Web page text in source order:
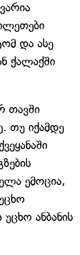
და ასე
ქალაქში
თავში
თუ იქამდე
ემოცია,
უცხო ანბანის